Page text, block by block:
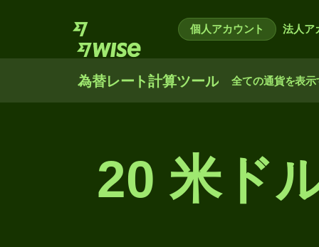
個人アカウント 法人ア
為替レート計算ツール 全ての通貨を表示
20 米ド